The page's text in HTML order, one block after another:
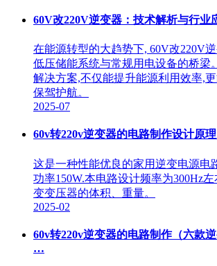
60V改220V逆变器：技术解析与行业
在能源转型的大趋势下, 60V改220V
低压储能系统与常规用电设备的桥梁
解决方案,不仅能提升能源利用效率,
保驾护航。
2025-07
60v转220v逆变器的电路制作设计原
这是一种性能优良的家用逆变电源电
功率150W.本电路设计频率为300Hz
变变压器的体积、重量。
2025-02
60v转220v逆变器的电路制作（六款
…